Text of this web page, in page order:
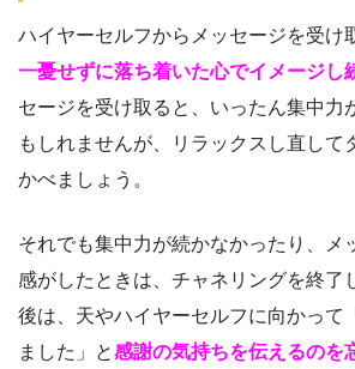
ハイヤーセルフからメッセージを受け
一憂せずに落ち着いた心でイメージし
セージを受け取ると、いったん集中力
もしれませんが、リラックスし直して
かべましょう。
それでも集中力が続かなかったり、メ
感がしたときは、チャネリングを終了
後は、天やハイヤーセルフに向かって
ました」と感謝の気持ちを伝えるのを